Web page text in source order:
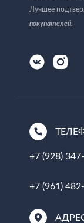
Лучшее
покупателей.
+7 (928)
+7 (961)